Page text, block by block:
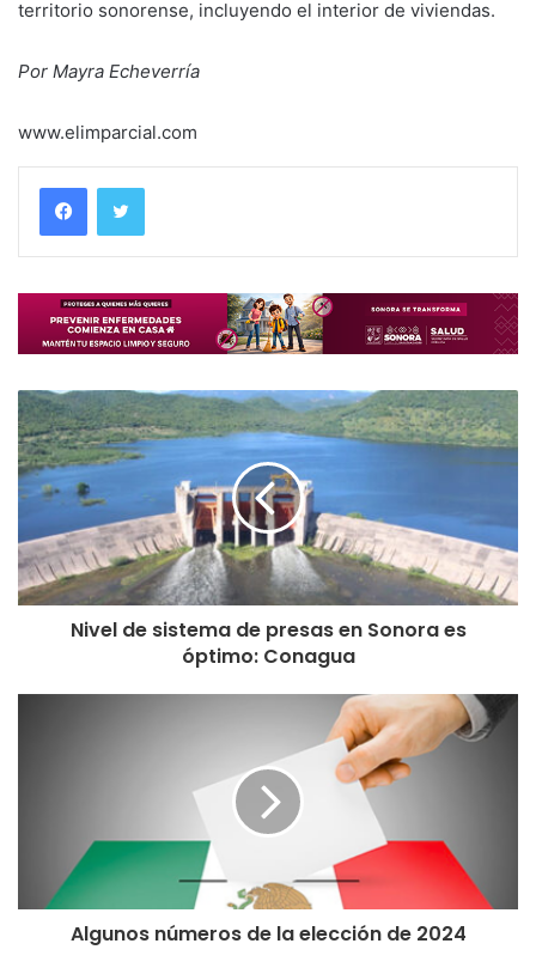
territorio sonorense, incluyendo el interior de viviendas.
Por Mayra Echeverría
www.elimparcial.com
Nivel de sistema de presas en Sonora es
óptimo: Conagua
Algunos números de la elección de 2024